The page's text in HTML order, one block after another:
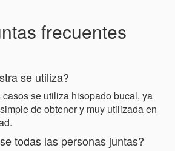
frecuentes
se utiliza?
se utiliza hisopado bucal, ya
de obtener y muy utilizada en
todas las personas juntas?